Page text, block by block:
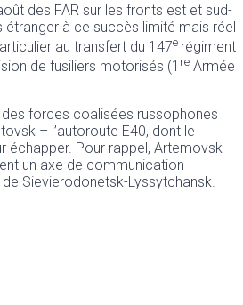
des FAR sur les fronts est et sud-
étranger à ce succès limité mais réel
au transfert du 147e régiment
de fusiliers motorisés (1 re Armée
forces coalisées russophones
– l’autoroute E40, dont le
échapper. Pour rappel, Artemovsk
un axe de communication
Sievierodonetsk-Lyssytchansk.